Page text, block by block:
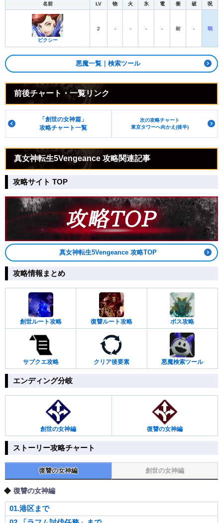
名前 LV 物 火 氷 電 衝 破 呪
ピクシー
2 - - - - 耐 - 弱
悪魔一覧｜検索ツール
前後チャート・一覧リンク
「創世の女神篇」
攻略チャート一覧
次の攻略チャート
東京タワーへ向かえ(後半)
真女神転生5Vengeance 攻略関連記事
攻略サイト TOP
真女神転生5Vengeance 攻略TOP
攻略情報まとめ
創世ルート攻略 復讐ルート攻略 ボス攻略
サブクエ攻略 クリア後要素 悪魔検索ツール
エンディング分岐
創世の女神編 復讐の女神編
ストーリー攻略チャート
復讐の女神編 創世の女神編
復讐の女神編
01.港区まで